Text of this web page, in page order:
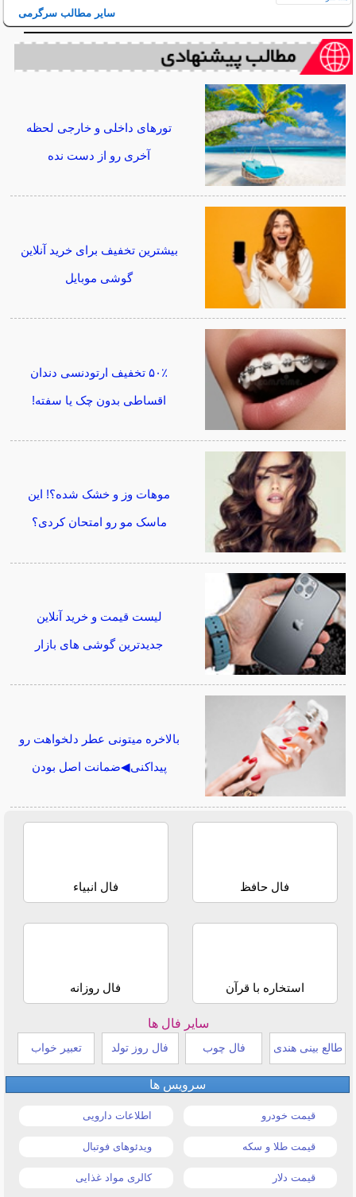
سایر مطالب سرگرمی
تورهای داخلی و خارجی لحظه
آخری رو از دست نده
بیشترین تخفیف برای خرید آنلاین
گوشی موبایل
۵۰٪ تخفیف ارتودنسی دندان
اقساطی بدون چک یا سفته!
موهات وز و خشک شده؟! این
ماسک مو رو امتحان کردی؟
لیست قیمت و خرید آنلاین
جدیدترین گوشی های بازار
بالاخره میتونی عطر دلخواهت رو
پیداکنی◀ضمانت اصل بودن
فال حافظ فال انبیاء
استخاره با قرآن فال روزانه
سایر فال ها
طالع بینی هندی فال چوب فال روز تولد تعبیر خواب
سرویس ها
قیمت خودرو اطلاعات دارویی
قیمت طلا و سکه ویدئوهای فوتبال
قیمت دلار کالری مواد غذایی